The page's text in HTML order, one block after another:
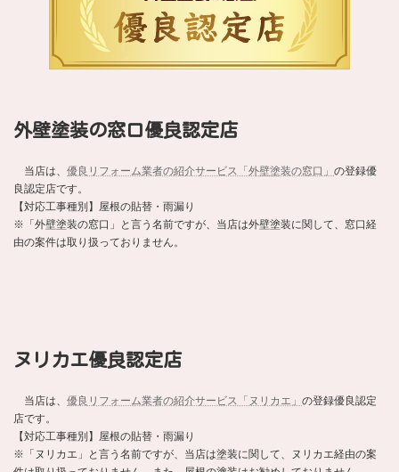
外壁塗装の窓口優良認定店
当店は、 優良リフォーム業者の紹介サービス「外壁塗装の窓口」 の登録優
良認定店です。
【対応工事種別】屋根の貼替・雨漏り
※「外壁塗装の窓口」と言う名前ですが、当店は外壁塗装に関して、窓口経
由の案件は取り扱っておりません。
ヌリカエ優良認定店
当店は、 優良リフォーム業者の紹介サービス「ヌリカエ」 の登録優良認定
店です。
【対応工事種別】屋根の貼替・雨漏り
※「ヌリカエ」と言う名前ですが、当店は塗装に関して、ヌリカエ経由の案